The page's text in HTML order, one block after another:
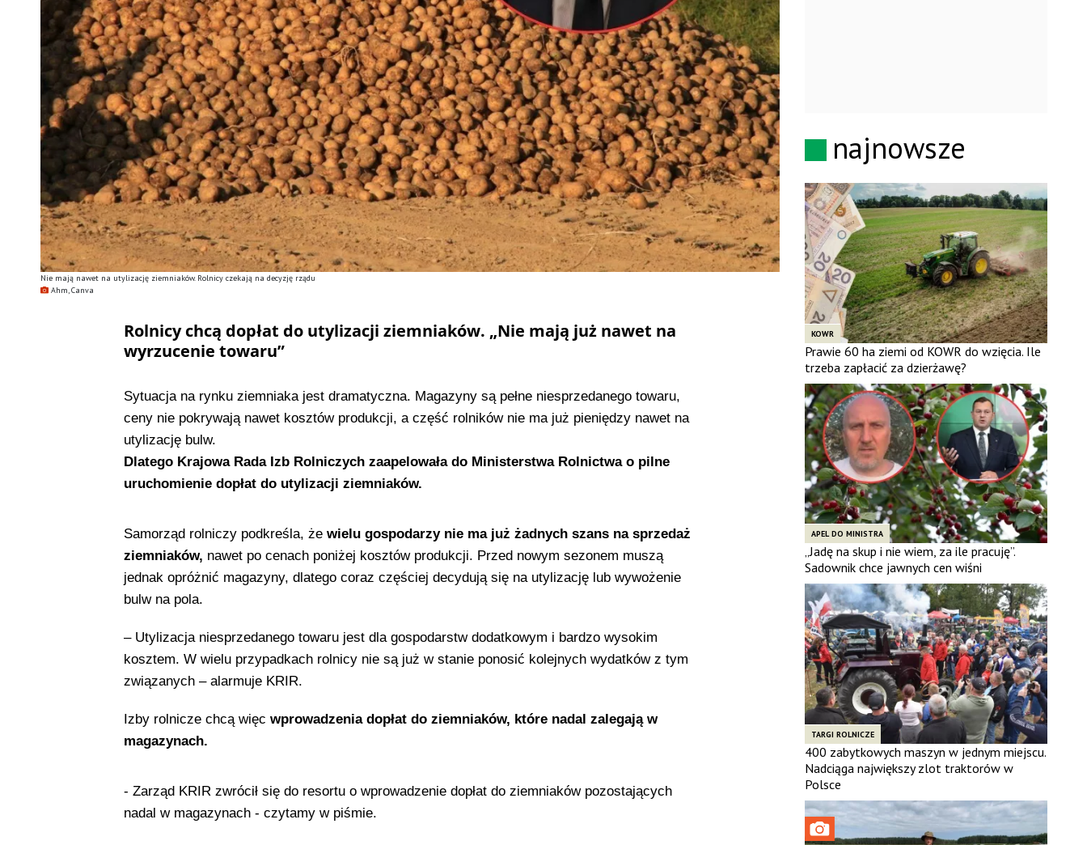
Nie mają nawet na utylizację ziemniaków. Rolnicy czekają na decyzję rządu
Ahm, Canva
Rolnicy chcą dopłat do utylizacji ziemniaków. „Nie mają już nawet na
wyrzucenie towaru”
Sytuacja na rynku ziemniaka jest dramatyczna. Magazyny są pełne niesprzedanego towaru,
ceny nie pokrywają nawet kosztów produkcji, a część rolników nie ma już pieniędzy nawet na
utylizację bulw.
Dlatego Krajowa Rada Izb Rolniczych zaapelowała do Ministerstwa Rolnictwa o pilne
uruchomienie dopłat do utylizacji ziemniaków.
Samorząd rolniczy podkreśla, że wielu gospodarzy nie ma już żadnych szans na sprzedaż
ziemniaków, nawet po cenach poniżej kosztów produkcji. Przed nowym sezonem muszą
jednak opróżnić magazyny, dlatego coraz częściej decydują się na utylizację lub wywożenie
bulw na pola.
– Utylizacja niesprzedanego towaru jest dla gospodarstw dodatkowym i bardzo wysokim
kosztem. W wielu przypadkach rolnicy nie są już w stanie ponosić kolejnych wydatków z tym
związanych – alarmuje KRIR.
Izby rolnicze chcą więc wprowadzenia dopłat do ziemniaków, które nadal zalegają w
magazynach.
- Zarząd KRIR zwrócił się do resortu o wprowadzenie dopłat do ziemniaków pozostających
nadal w magazynach - czytamy w piśmie.
najnowsze
KOWR
Prawie 60 ha ziemi od KOWR do wzięcia. Ile
trzeba zapłacić za dzierżawę?
APEL DO MINISTRA
„Jadę na skup i nie wiem, za ile pracuję”.
Sadownik chce jawnych cen wiśni
TARGI ROLNICZE
400 zabytkowych maszyn w jednym miejscu.
Nadciąga największy zlot traktorów w
Polsce